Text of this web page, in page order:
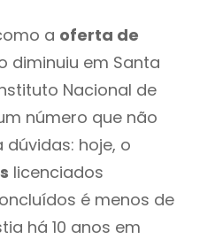
a oferta de
diminuiu em Santa
Nacional de
número que não
hoje, o
licenciados
é menos de
há 10 anos em